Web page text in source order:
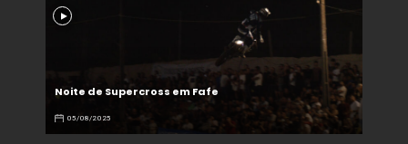
Noite de Supercross em Fafe
05/08/2025